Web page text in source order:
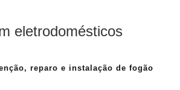
eletrodomésticos
reparo e instalação de fogão